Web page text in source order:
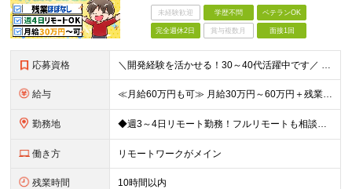
未経験歓迎 学歴不問 ベテランOK
完全週休2日 賞与複数月 面接1回
応募資格 ＼開発経験を活かせる！30～40代活躍中です／ ◆学歴不問 ◆エンジニアとしての実務経験をお持ちの方 ┗年収・フェーズ・言語等不問です◎ ≪こんな方にピッタリ≫ ◇様々な技術・フェーズに携わりたい
給与 ≪月給60万円も可≫ 月給30万円～60万円＋残業代全額支給＋各種手当 ※前職の給与・経験・能力などを考慮の上、当社規定により優遇します ※残業代全額支給 ※試用期間3カ月（給与、待遇に差異はあり
勤務地 ◆週3～4日リモート勤務！フルリモートも相談可 ◆出社の場合は16:30退社 ◆転勤なし 【本社】 東京都港区新橋3-5-1 サンパウロビル2F (変更の範囲)上記を除く当社関連勤務地
働き方 リモートワークがメイン
残業時間 10時間以内